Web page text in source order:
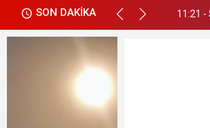
SON DAKİKA 09:46 -